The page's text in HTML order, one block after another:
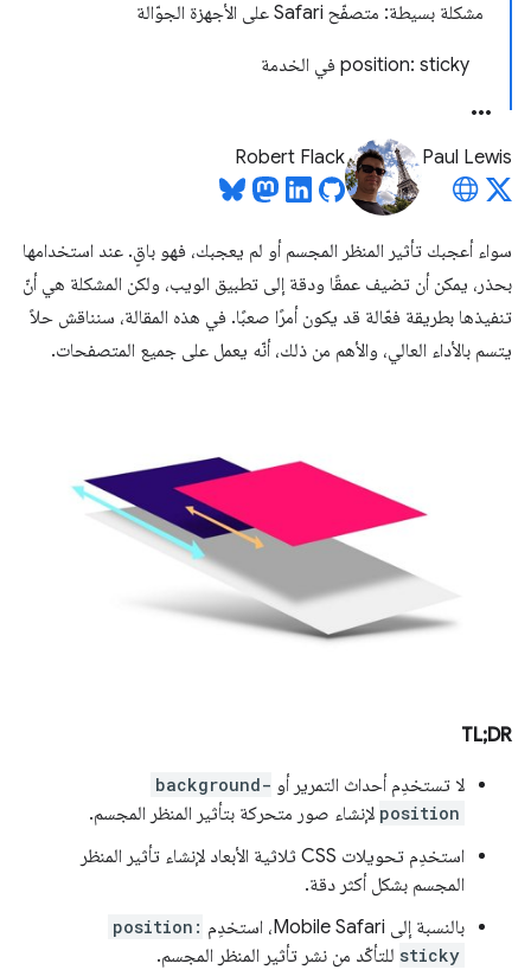
مشكلة بسيطة: متصفّح Safari على الأجهزة الجوّالة
‫position: sticky في الخدمة
Paul Lewis
Robert Flack
سواء أعجبك تأثير المنظر المجسم أو لم يعجبك، فهو باقٍ. عند استخدامها
بحذر، يمكن أن تضيف عمقًا ودقة إلى تطبيق الويب، ولكن المشكلة هي أنّ
تنفيذها بطريقة فعّالة قد يكون أمرًا صعبًا. في هذه المقالة، سنناقش حلاً
يتسم بالأداء العالي، والأهم من ذلك، أنّه يعمل على جميع المتصفحات.
TL;DR
لا تستخدِم أحداث التمرير أو background-
position لإنشاء صور متحركة بتأثير المنظر المجسم.
استخدِم تحويلات CSS ثلاثية الأبعاد لإنشاء تأثير المنظر
المجسم بشكل أكثر دقة.
بالنسبة إلى Mobile Safari، استخدِم
position:
sticky للتأكّد من نشر تأثير المنظر المجسم.